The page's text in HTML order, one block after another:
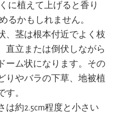
に植えて上げると香り
るかもしれません。
、茎は根本付近でよく枝
直立または倒伏しながら
ーム状になります。その
りやバラの下草、地被植
す。
は約2.5cm程度と小さい